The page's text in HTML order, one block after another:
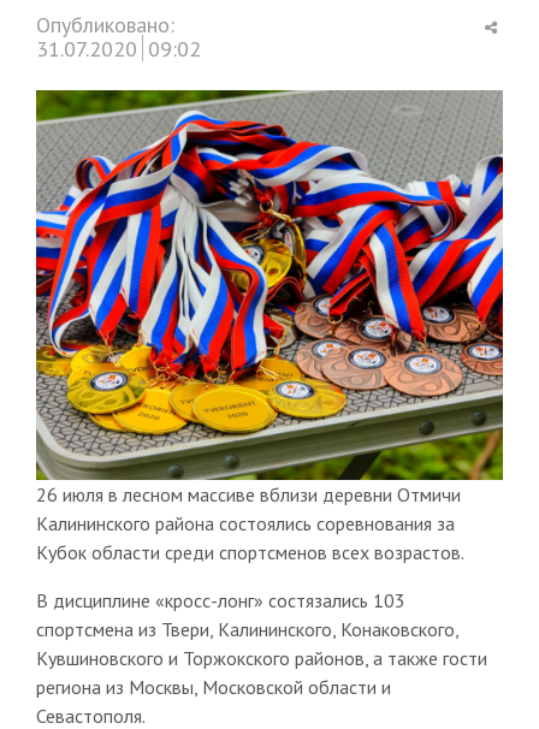
Опубликовано:
31.07.2020 09:02
26 июля в лесном массиве вблизи деревни Отмичи
Калининского района состоялись соревнования за
Кубок области среди спортсменов всех возрастов.
В дисциплине «кросс-лонг» состязались 103
спортсмена из Твери, Калининского, Конаковского,
Кувшиновского и Торжокского районов, а также гости
региона из Москвы, Московской области и
Севастополя.